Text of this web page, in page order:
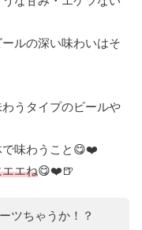
ルの深い味わいはそ
うタイプのビールや
で味わうこと😋❤️
エね😋❤️🍺
ツちゃうか！？